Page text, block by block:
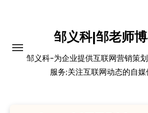
邹义科|邹老师
邹义科-为企业提供互联网营销策
服务;关注互联网动态的自媒